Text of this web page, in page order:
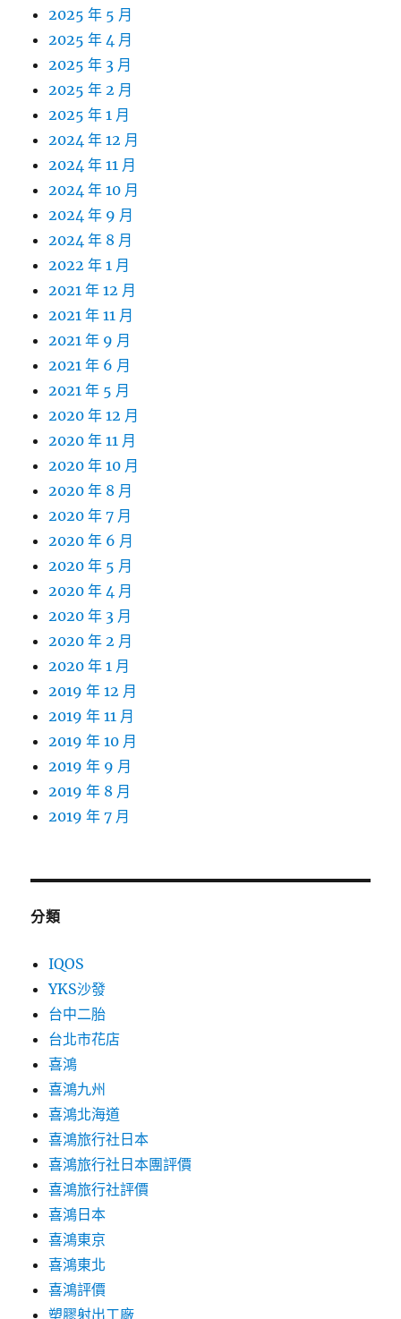
2025 年 5 月
2025 年 4 月
2025 年 3 月
2025 年 2 月
2025 年 1 月
2024 年 12 月
2024 年 11 月
2024 年 10 月
2024 年 9 月
2024 年 8 月
2022 年 1 月
2021 年 12 月
2021 年 11 月
2021 年 9 月
2021 年 6 月
2021 年 5 月
2020 年 12 月
2020 年 11 月
2020 年 10 月
2020 年 8 月
2020 年 7 月
2020 年 6 月
2020 年 5 月
2020 年 4 月
2020 年 3 月
2020 年 2 月
2020 年 1 月
2019 年 12 月
2019 年 11 月
2019 年 10 月
2019 年 9 月
2019 年 8 月
2019 年 7 月
分類
IQOS
YKS沙發
台中二胎
台北市花店
喜鴻
喜鴻九州
喜鴻北海道
喜鴻旅行社日本
喜鴻旅行社日本團評價
喜鴻旅行社評價
喜鴻日本
喜鴻東京
喜鴻東北
喜鴻評價
塑膠射出工廠